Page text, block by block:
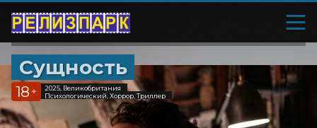
Сущность
18 +
2025, Великобритания
Психологический, Хоррор, Триллер